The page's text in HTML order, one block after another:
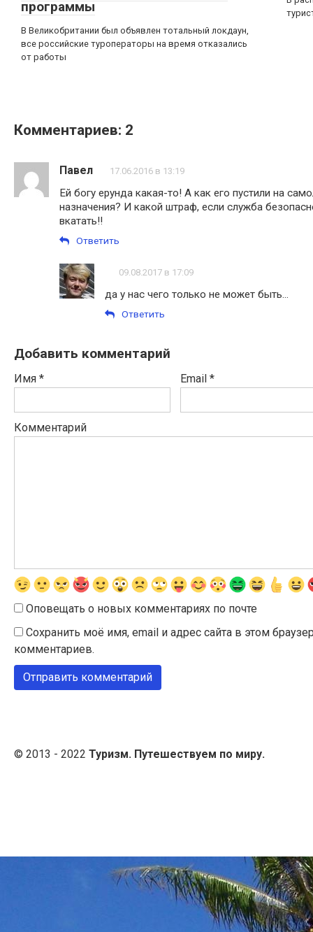
программы
В Великобритании был объявлен тотальный локдаун,
все российские туроператоры на время отказались
от работы
Комментариев: 2
Павел 17.06.2016 в 13:19
Ей богу ерунда какая-то! А как его пустили на
назначения? И какой штраф, если служба
вкатать!!
Ответить
09.08.2017 в 17:09
да у нас чего только не может быть...
Ответить
Добавить комментарий
Имя * Email *
Комментарий
Оповещать о новых комментариях по почте
Сохранить моё имя, email и адрес сайта в этом
комментариев.
© 2013 - 2022 Туризм. Путешествуем по миру.